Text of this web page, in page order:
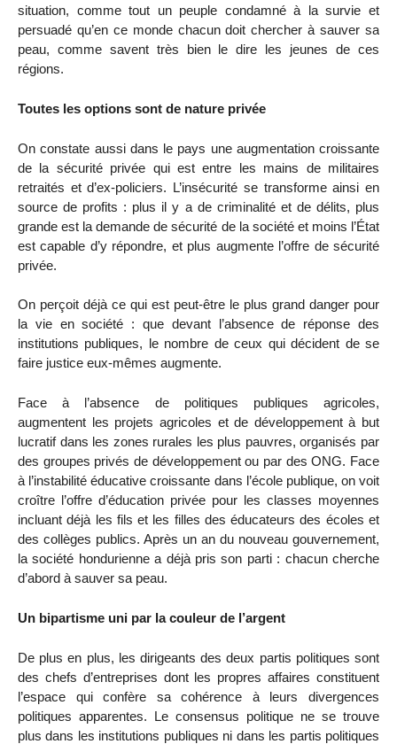
situation, comme tout un peuple condamné à la survie et
persuadé qu’en ce monde chacun doit chercher à sauver sa
peau, comme savent très bien le dire les jeunes de ces
régions.
Toutes les options sont de nature privée
On constate aussi dans le pays une augmentation croissante
de la sécurité privée qui est entre les mains de militaires
retraités et d’ex-policiers. L’insécurité se transforme ainsi en
source de profits : plus il y a de criminalité et de délits, plus
grande est la demande de sécurité de la société et moins l’État
est capable d’y répondre, et plus augmente l’offre de sécurité
privée.
On perçoit déjà ce qui est peut-être le plus grand danger pour
la vie en société : que devant l’absence de réponse des
institutions publiques, le nombre de ceux qui décident de se
faire justice eux-mêmes augmente.
Face à l’absence de politiques publiques agricoles,
augmentent les projets agricoles et de développement à but
lucratif dans les zones rurales les plus pauvres, organisés par
des groupes privés de développement ou par des ONG. Face
à l’instabilité éducative croissante dans l’école publique, on voit
croître l’offre d’éducation privée pour les classes moyennes
incluant déjà les fils et les filles des éducateurs des écoles et
des collèges publics. Après un an du nouveau gouvernement,
la société hondurienne a déjà pris son parti : chacun cherche
d’abord à sauver sa peau.
Un bipartisme uni par la couleur de l’argent
De plus en plus, les dirigeants des deux partis politiques sont
des chefs d’entreprises dont les propres affaires constituent
l’espace qui confère sa cohérence à leurs divergences
politiques apparentes. Le consensus politique ne se trouve
plus dans les institutions publiques ni dans les partis politiques